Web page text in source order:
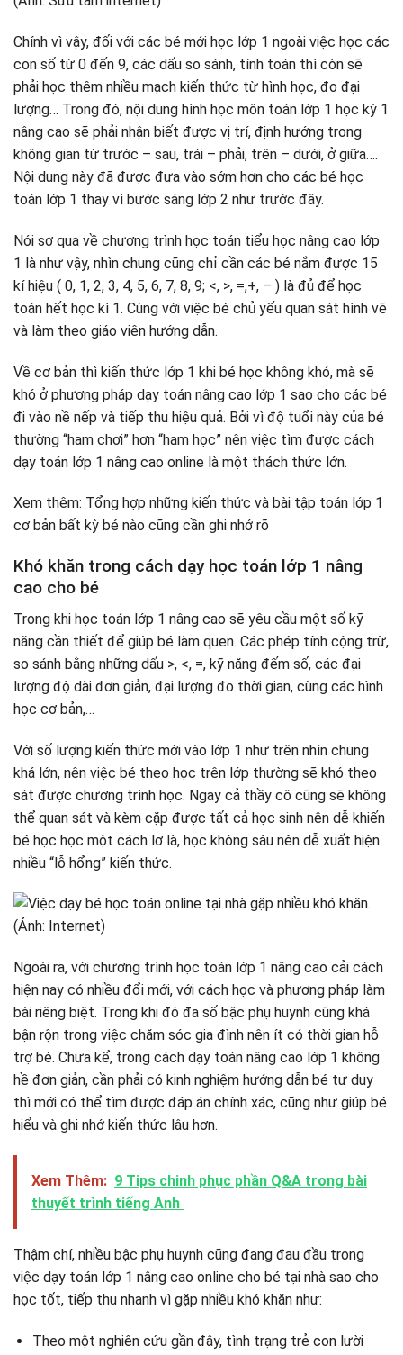
Chính vì vậy, đối với các bé mới học lớp 1 ngoài việc học các
con số từ 0 đến 9, các dấu so sánh, tính toán thì còn sẽ
phải học thêm nhiều mạch kiến thức từ hình học, đo đại
lượng… Trong đó, nội dung hình học môn toán lớp 1 học kỳ 1
nâng cao sẽ phải nhận biết được vị trí, định hướng trong
không gian từ trước – sau, trái – phải, trên – dưới, ở giữa….
Nội dung này đã được đưa vào sớm hơn cho các bé học
toán lớp 1 thay vì bước sáng lớp 2 như trước đây.
Nói sơ qua về chương trình học toán tiểu học nâng cao lớp
1 là như vậy, nhìn chung cũng chỉ cần các bé nắm được 15
kí hiệu ( 0, 1, 2, 3, 4, 5, 6, 7, 8, 9; <, >, =,+, – ) là đủ để học
toán hết học kì 1. Cùng với việc bé chủ yếu quan sát hình vẽ
và làm theo giáo viên hướng dẫn.
Về cơ bản thì kiến thức lớp 1 khi bé học không khó, mà sẽ
khó ở phương pháp dạy toán nâng cao lớp 1 sao cho các bé
đi vào nề nếp và tiếp thu hiệu quả. Bởi vì độ tuổi này của bé
thường “ham chơi” hơn “ham học” nên việc tìm được cách
dạy toán lớp 1 nâng cao online là một thách thức lớn.
Xem thêm: Tổng hợp những kiến thức và bài tập toán lớp 1
cơ bản bất kỳ bé nào cũng cần ghi nhớ rõ
Khó khăn trong cách dạy học toán lớp 1 nâng
cao cho bé
Trong khi học toán lớp 1 nâng cao sẽ yêu cầu một số kỹ
năng cần thiết để giúp bé làm quen. Các phép tính cộng trừ,
so sánh bằng những dấu >, <, =, kỹ năng đếm số, các đại
lượng độ dài đơn giản, đại lượng đo thời gian, cùng các hình
học cơ bản,…
Với số lượng kiến thức mới vào lớp 1 như trên nhìn chung
khá lớn, nên việc bé theo học trên lớp thường sẽ khó theo
sát được chương trình học. Ngay cả thầy cô cũng sẽ không
thể quan sát và kèm cặp được tất cả học sinh nên dễ khiến
bé học học một cách lơ là, học không sâu nên dễ xuất hiện
nhiều “lỗ hổng” kiến thức.
Ngoài ra, với chương trình học toán lớp 1 nâng cao cải cách
hiện nay có nhiều đổi mới, với cách học và phương pháp làm
bài riêng biệt. Trong khi đó đa số bậc phụ huynh cũng khá
bận rộn trong việc chăm sóc gia đình nên ít có thời gian hỗ
trợ bé. Chưa kể, trong cách dạy toán nâng cao lớp 1 không
hề đơn giản, cần phải có kinh nghiệm hướng dẫn bé tư duy
thì mới có thể tìm được đáp án chính xác, cũng như giúp bé
hiểu và ghi nhớ kiến thức lâu hơn.
Xem Thêm: 9 Tips chinh phục phần Q&A trong bài
thuyết trình tiếng Anh
Thậm chí, nhiều bậc phụ huynh cũng đang đau đầu trong
việc dạy toán lớp 1 nâng cao online cho bé tại nhà sao cho
học tốt, tiếp thu nhanh vì gặp nhiều khó khăn như:
Theo một nghiên cứu gần đây, tình trạng trẻ con lười